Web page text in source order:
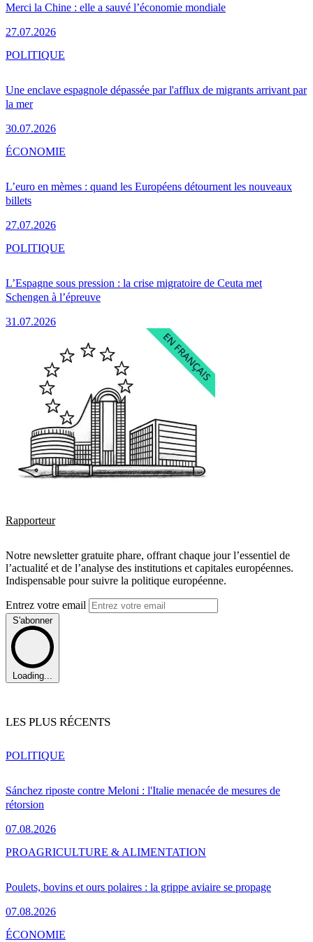
Merci la Chine : elle a sauvé l’économie mondiale
27.07.2026
Une enclave espagnole dépassée par l'afflux de migrants arrivant par
la mer
30.07.2026
POLITIQUE
L’euro en mèmes : quand les Européens détournent les nouveaux
billets
27.07.2026
ÉCONOMIE
L’Espagne sous pression : la crise migratoire de Ceuta met
Schengen à l’épreuve
31.07.2026
POLITIQUE
Rapporteur
Notre newsletter gratuite phare, offrant chaque jour l’essentiel de
l’actualité et de l’analyse des institutions et capitales européennes.
Indispensable pour suivre la politique européenne.
Entrez votre email
S'abonner
Loading...
LES PLUS RÉCENTS
Sánchez riposte contre Meloni : l'Italie menacée de mesures de
rétorsion
07.08.2026
POLITIQUE
Poulets, bovins et ours polaires : la grippe aviaire se propage
07.08.2026
PROAGRICULTURE & ALIMENTATION
ÉCONOMIE